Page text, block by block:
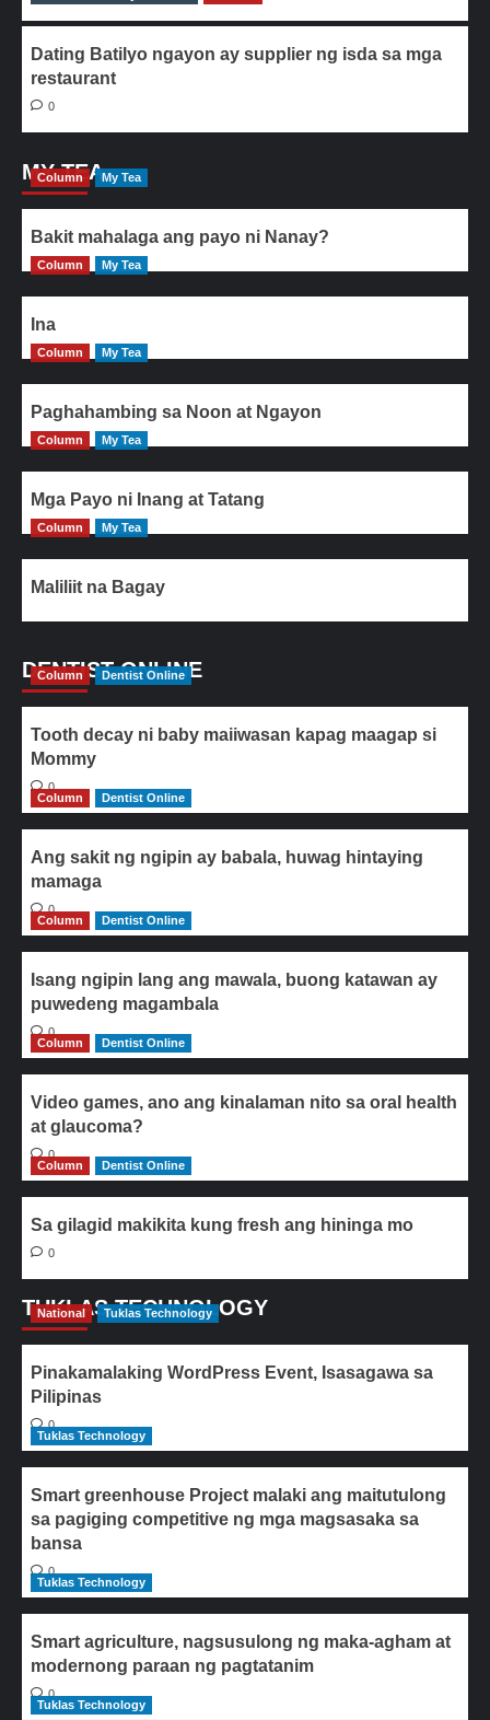
Dating Batilyo ngayon ay supplier ng isda sa mga
restaurant
0
MY TEA
Column My Tea
Bakit mahalaga ang payo ni Nanay?
Column My Tea
Ina
Column My Tea
Paghahambing sa Noon at Ngayon
Column My Tea
Mga Payo ni Inang at Tatang
Column My Tea
Maliliit na Bagay
DENTIST ONLINE
Column Dentist Online
Tooth decay ni baby maiiwasan kapag maagap si
Mommy
0
Column
Dentist Online
Ang sakit ng ngipin ay babala, huwag hintaying
mamaga
0
Column
Dentist Online
Isang ngipin lang ang mawala, buong katawan ay
puwedeng magambala
0
Column
Dentist Online
Video games, ano ang kinalaman nito sa oral health
at glaucoma?
0
Column
Dentist Online
Sa gilagid makikita kung fresh ang hininga mo
0
TUKLAS TECHNOLOGY
National Tuklas Technology
Pinakamalaking WordPress Event, Isasagawa sa
Pilipinas
0
Tuklas Technology
Smart greenhouse Project malaki ang maitutulong
sa pagiging competitive ng mga magsasaka sa
bansa
0
Tuklas Technology
Smart agriculture, nagsusulong ng maka-agham at
modernong paraan ng pagtatanim
0
Tuklas Technology